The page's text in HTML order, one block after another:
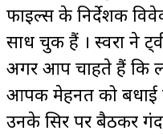
फाइल्स के निर्देशक
साध चुकी हैं । स्वरा ने
अगर आप चाहते हैं कि
आपकी मेहनत को
उनके सिर पर बैठकर